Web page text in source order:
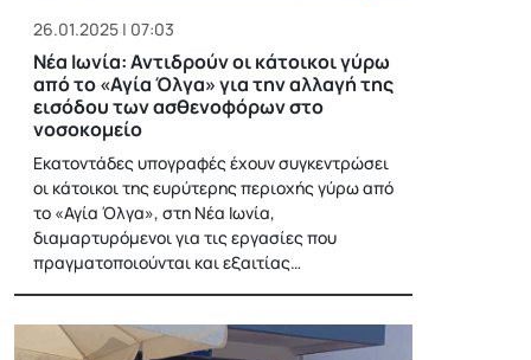
26.01.2025 | 07:03
Νέα Ιωνία: Αντιδρούν οι κάτοικοι γύρω
από το «Αγία Όλγα» για την αλλαγή της
εισόδου των ασθενοφόρων στο
νοσοκομείο
Εκατοντάδες υπογραφές έχουν συγκεντρώσει
οι κάτοικοι της ευρύτερης περιοχής γύρω από
το «Αγία Όλγα», στη Νέα Ιωνία,
διαμαρτυρόμενοι για τις εργασίες που
πραγματοποιούνται και εξαιτίας…